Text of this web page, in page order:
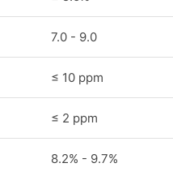
7.0 - 9.0
≤ 10 ppm
≤ 2 ppm
8.2% - 9.7%